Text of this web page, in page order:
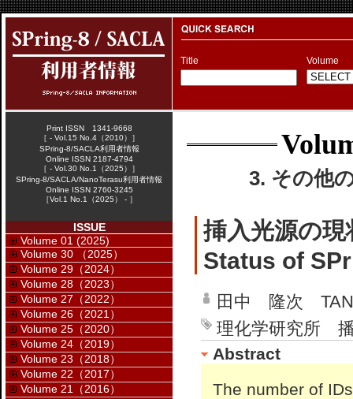
Title Volume
3. その他
挿入光源の現
Status of
田中 隆次
理化学研究所
Abstract
The number of
Print ISSN 1341-9668
［ - Vol.15 No.4（2010）］
SPring-8/SACLA利用者情報
Online ISSN 2187-4794
［ - Vol.30 No.1（2025）］
SPring-8/SACLA/NanoTerasu利用者情報
Online ISSN 2760-3245
［Vol.1 No.1（2025） - ］
ISSUE
Volume 01 (2025)
Volume 30 （2025）
Volume 29（2024）
Volume 28（2023）
Volume 27（2022）
Volume 26（2021）
Volume 25（2020）
Volume 24（2019）
Volume 23（2018）
Volume 22（2017）
Volume 21（2016）